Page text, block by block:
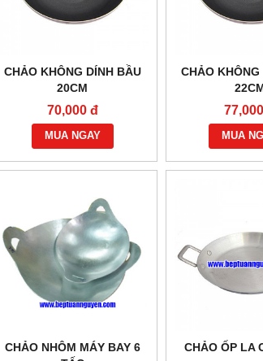
BẾP HẦM THAN ĐÁ CÓ GÁY
CHẢO KHÔNG DÍNH BẦU
20CM
70,000 đ
MUA NGAY
CHẢO
MUA
CHẢO NHÔM MÁY BAY 6
CHẢO ỐP LA